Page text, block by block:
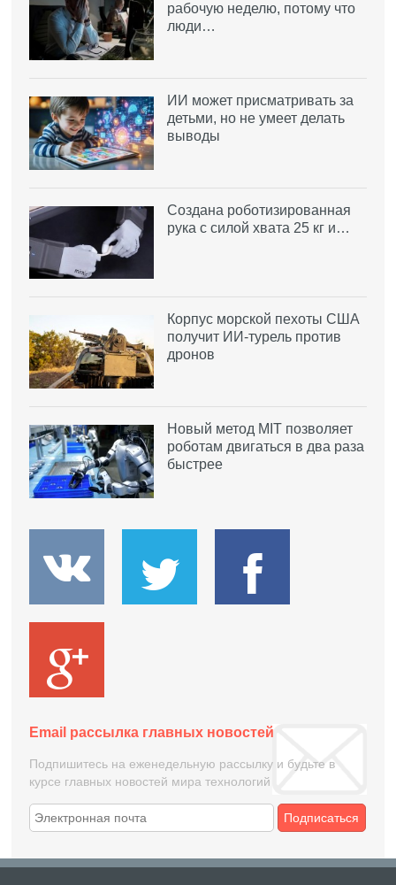
рабочую неделю, потому что
люди…
ИИ может присматривать за
детьми, но не умеет делать
выводы
Создана роботизированная
рука с силой хвата 25 кг и…
Корпус морской пехоты США
получит ИИ-турель против
дронов
Новый метод MIT позволяет
роботам двигаться в два раза
быстрее
Email рассылка главных новостей
Подпишитесь на еженедельную рассылку и будьте в
курсе главных новостей мира технологий
Подписаться